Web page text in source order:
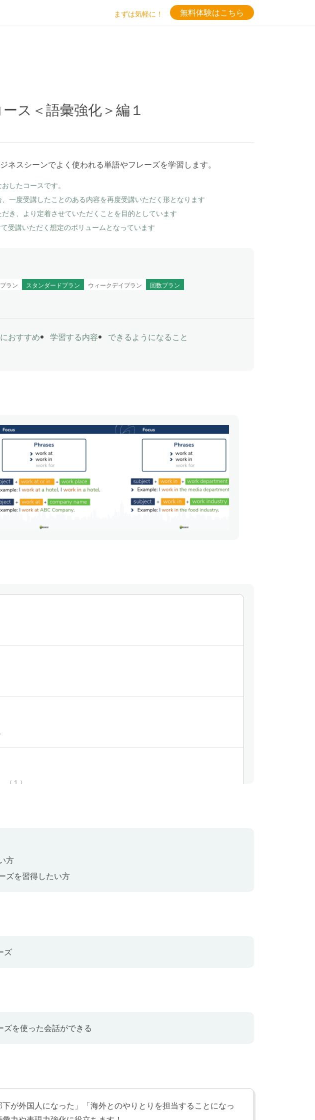
まずは気軽に！ 無料体験はこちら
ス＜語彙強化＞編１
スシーンでよく使われる単語やフレーズを学習します。
したコースです。
一度受講したことのある内容を再度受講いただく形となります
き、より定着させていただくことを目的としています
受講いただく想定のボリュームとなっています
ラン スタンダードプラン ウィークデイプラン 回数プラン
おすすめ 学習する内容
できるようになること
１）
方
ズを習得したい方
ズ
を使った会話ができる
が外国人になった」「海外とのやりとりを担当することになっ